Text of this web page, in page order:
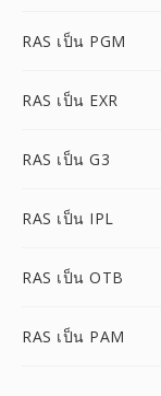
RAS เป็น PGM
RAS เป็น EXR
RAS เป็น G3
RAS เป็น IPL
RAS เป็น OTB
RAS เป็น PAM